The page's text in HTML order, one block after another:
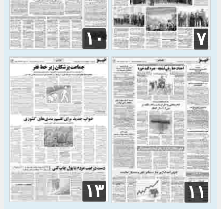
۷ ۱۰
۱۱ ۱۳